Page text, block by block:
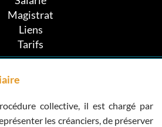
Magistrat
Liens
Tarifs
collective, il est chargé par
les créanciers, de préserver